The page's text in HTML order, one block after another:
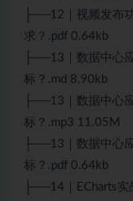
├──12｜视频发布
求？.pdf 0.64kb
├──13｜数据中心
标？.md 8.90kb
├──13｜数据中心
标？.mp3 11.05M
├──13｜数据中心
标？.pdf 0.64kb
├──14｜ECharts实